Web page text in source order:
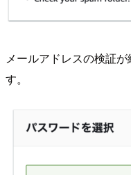
メールアドレスの検証
す。